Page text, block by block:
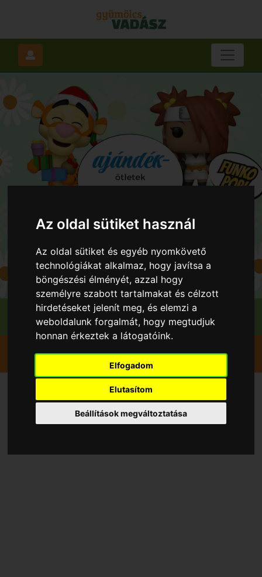
Az oldal sütiket használ
Az oldal sütiket és egyéb nyomkövető
technológiákat alkalmaz, hogy javítsa a
böngészési élményét, azzal hogy
személyre szabott tartalmakat és célzott
hirdetéseket jelenít meg, és elemzi a
weboldalunk forgalmát, hogy megtudjuk
honnan érkeztek a látogatóink.
Elfogadom
Elutasítom
Beállítások megváltoztatása
Szedd magad Meggy,
Csikvánd településen 2026